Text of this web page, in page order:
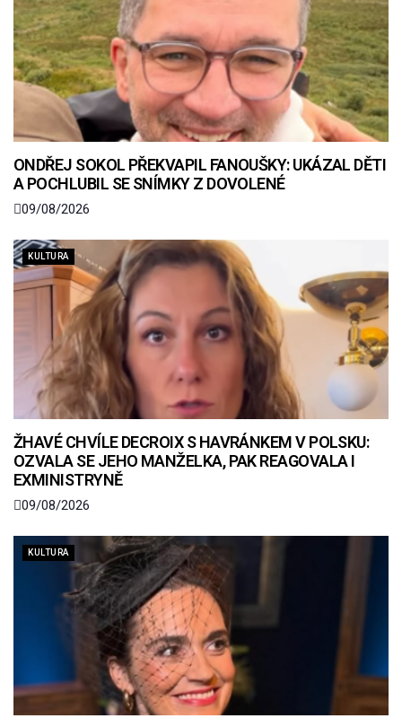
ONDŘEJ SOKOL PŘEKVAPIL FANOUŠKY: UKÁZAL DĚTI
A POCHLUBIL SE SNÍMKY Z DOVOLENÉ
09/08/2026
KULTURA
ŽHAVÉ CHVÍLE DECROIX S HAVRÁNKEM V POLSKU:
OZVALA SE JEHO MANŽELKA, PAK REAGOVALA I
EXMINISTRYNĚ
09/08/2026
KULTURA